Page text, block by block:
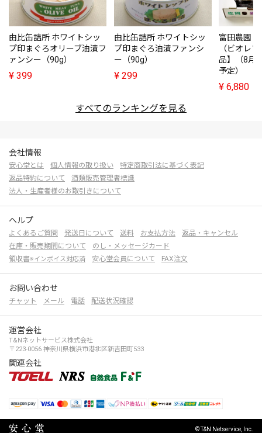
由比缶詰所 ホワイトシッ
プ印まぐろオリーブ油漬フ
ァンシー（90g）
¥ 399
由比缶詰所 ホワイトシッ
プ印まぐろ油漬ファンシ
ー（90g）
¥ 299
富田農園
（ビオレ
品】（8月
予定）
¥ 6,880
すべてのランキングを見る
会社情報
安心堂とは 個人情報の取り扱い
特定商取引法に基づく表記
返品特約について
酒類販売管理者標識
法人・生産者様のお取引きについて
ヘルプ
よくあるご質問 発送日について 送料 お支払方法
返品・キャンセル
在庫・販売期間について
のし・メッセージカード
領収書※インボイス対応済 安心堂会員について FAX注文
お問い合わせ
チャット メール 電話 配送状況確認
運営会社
T&Nネットサービス株式会社
〒223-0056 神奈川県横浜市港北区新吉田町533
関連会社
© T&N Netservice, Inc.